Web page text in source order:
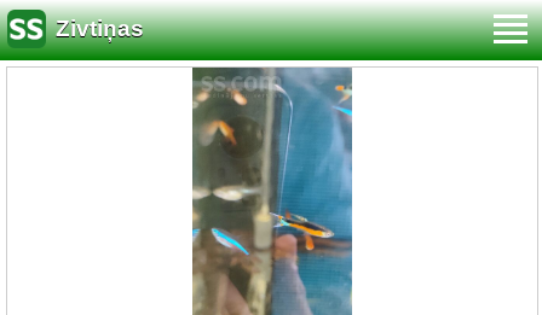
Zivtiņas